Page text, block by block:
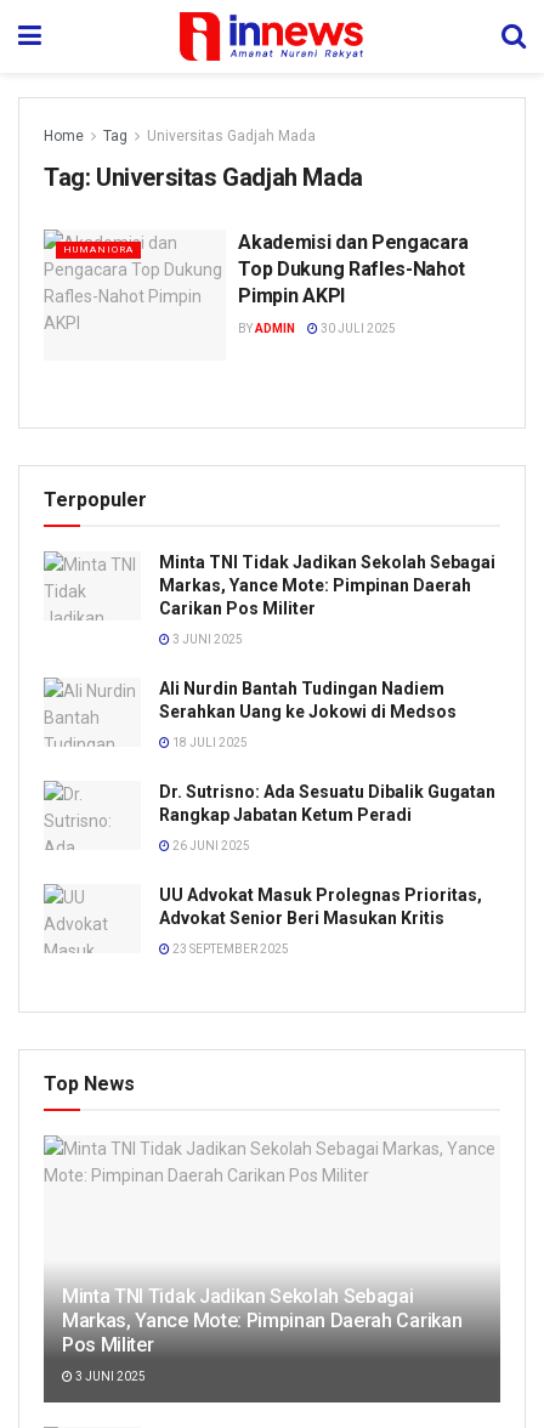
Home Tag Universitas Gadjah Mada
Tag: Universitas Gadjah Mada
HUMANIORA
Akademisi dan Pengacara
Top Dukung Rafles-Nahot
Pimpin AKPI
BY ADMIN 30 JULI 2025
Terpopuler
Minta TNI Tidak Jadikan Sekolah Sebagai
Markas, Yance Mote: Pimpinan Daerah
Carikan Pos Militer
3 JUNI 2025
Ali Nurdin Bantah Tudingan Nadiem
Serahkan Uang ke Jokowi di Medsos
18 JULI 2025
Dr. Sutrisno: Ada Sesuatu Dibalik Gugatan
Rangkap Jabatan Ketum Peradi
26 JUNI 2025
UU Advokat Masuk Prolegnas Prioritas,
Advokat Senior Beri Masukan Kritis
23 SEPTEMBER 2025
Top News
Minta TNI Tidak Jadikan Sekolah Sebagai
Markas, Yance Mote: Pimpinan Daerah Carikan
Pos Militer
3 JUNI 2025